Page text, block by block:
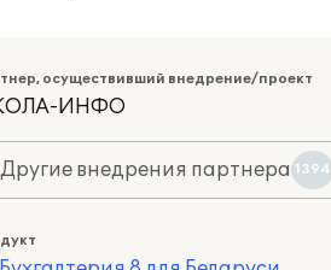
осуществивший внедрение/проект
ИНФО
Другие внедрения партнера 1394